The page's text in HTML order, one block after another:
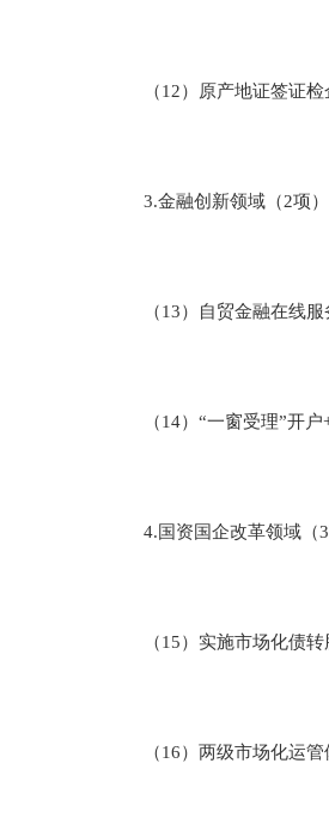
（12）原产地证签证检
3.金融创新领域（2项）
（13）自贸金融在线服
（14）“一窗受理”开户+
4.国资国企改革领域（3
（15）实施市场化债转
（16）两级市场化运管